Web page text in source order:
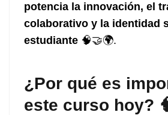
potencia la innovación, el
colaborativo y la identidad
estudiante 🧠🤝🌍.
¿Por qué es
este curso hoy?